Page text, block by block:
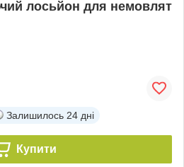
лосьйон для немовлят
Залишилось 24 дні
Купити